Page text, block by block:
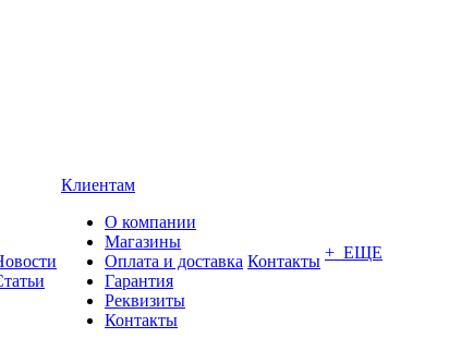
Клиентам
О компании
Магазины
Оплата и доставка
Гарантия
Реквизиты
Контакты
Контакты + ЕЩЕ